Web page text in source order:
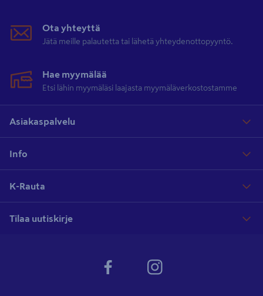
Ota yhteyttä
Jätä meille palautetta tai lähetä yhteydenottopyyntö.
Hae myymälää
Etsi lähin myymäläsi laajasta myymäläverkostostamme
Asiakaspalvelu
Info
K-Rauta
Tilaa uutiskirje